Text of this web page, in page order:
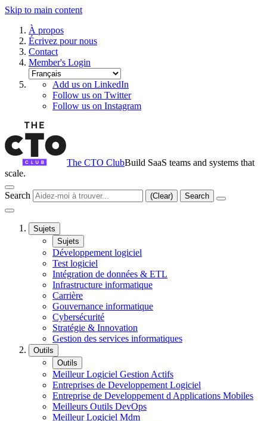
Skip to main content
À propos
Écrivez pour nous
Contact
Member's Login
Add us on LinkedIn
Follow us on Twitter
Follow us on Instagram
The CTO ClubBuild SaaS teams and systems that
scale.
Search (Clear) Search
Sujets
Sujets
Développement logiciel
Test logiciel
Intégration de données & ETL
Infrastructure informatique
Carrière
Gouvernance informatique
Cybersécurité
Stratégie & Innovation
Gestion des services informatiques
Outils
Outils
Meilleur Logiciel Gestion Actifs
Entreprises de Developpement Logiciel
Entreprise de Developpement d Applications Mobiles
Meilleurs Outils DevOps
Meilleur Logiciel Mdm